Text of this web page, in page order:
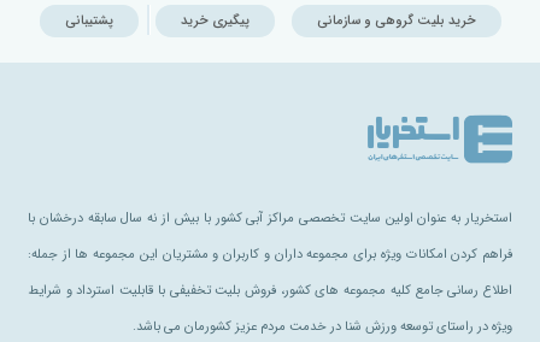
خرید بلیت گروهی و سازمانی پیگیری خرید پشتیبانی
استخریار به عنوان اولین سایت تخصصی مراکز آبی کشور با بیش از نه سال سابقه درخشان با
فراهم کردن امکانات ویژه برای مجموعه داران و کاربران و مشتریان این مجموعه ها از جمله:
اطلاع رسانی جامع کلیه مجموعه های کشور، فروش بلیت تخفیفی با قابلیت استرداد و شرایط
ویژه در راستای توسعه ورزش شنا در خدمت مردم عزیز کشورمان می باشد.